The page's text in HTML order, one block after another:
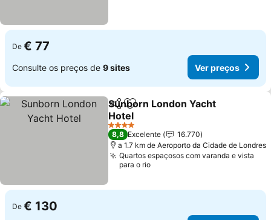
De € 77
Consulte os preços de 9 sites Ver preços
PartilharAdicionar aos favoritos
Sunborn London Yacht
Hotel
Ver preços
4 Estrelas
8,8 Excelente
16.770
a 1.7 km de Aeroporto da Cidade de Londres
Quartos espaçosos com varanda e vista
para o rio
De € 130